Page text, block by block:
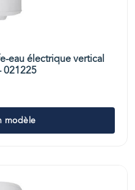
eau électrique vertical
021225
modèle